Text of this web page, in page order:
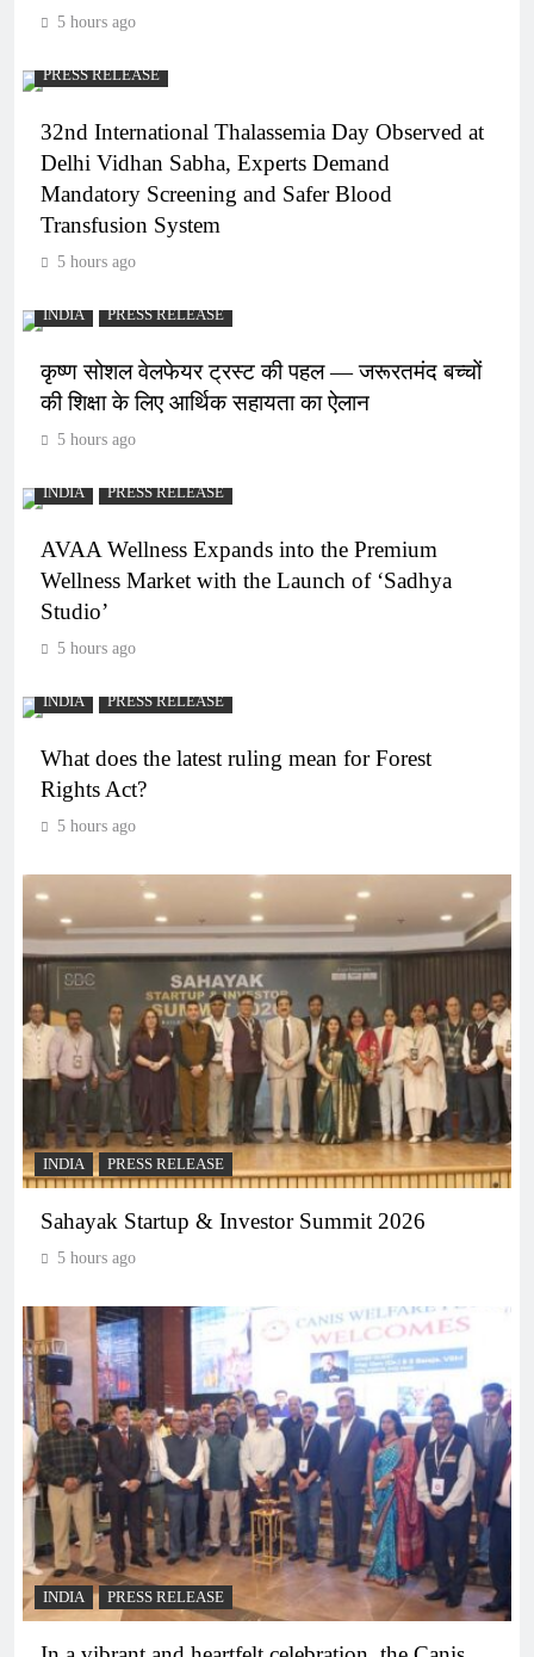
5 hours ago
PRESS RELEASE
32nd International Thalassemia Day Observed at
Delhi Vidhan Sabha, Experts Demand
Mandatory Screening and Safer Blood
Transfusion System
5 hours ago
INDIA PRESS RELEASE
कृष्ण सोशल वेलफेयर ट्रस्ट की पहल — जरूरतमंद बच्चों
की शिक्षा के लिए आर्थिक सहायता का ऐलान
5 hours ago
INDIA PRESS RELEASE
AVAA Wellness Expands into the Premium
Wellness Market with the Launch of ‘Sadhya
Studio’
5 hours ago
INDIA PRESS RELEASE
What does the latest ruling mean for Forest
Rights Act?
5 hours ago
INDIA PRESS RELEASE
Sahayak Startup & Investor Summit 2026
5 hours ago
INDIA PRESS RELEASE